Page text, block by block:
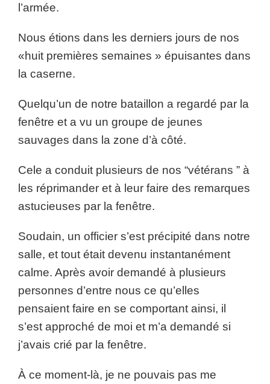
l’armée.
Nous étions dans les derniers jours de nos
«huit premières semaines » épuisantes dans
la caserne.
Quelqu’un de notre bataillon a regardé par la
fenêtre et a vu un groupe de jeunes
sauvages dans la zone d’à côté.
Cele a conduit plusieurs de nos “vétérans ” à
les réprimander et à leur faire des remarques
astucieuses par la fenêtre.
Soudain, un officier s’est précipité dans notre
salle, et tout était devenu instantanément
calme. Après avoir demandé à plusieurs
personnes d’entre nous ce qu’elles
pensaient faire en se comportant ainsi, il
s’est approché de moi et m’a demandé si
j’avais crié par la fenêtre.
À ce moment-là, je ne pouvais pas me